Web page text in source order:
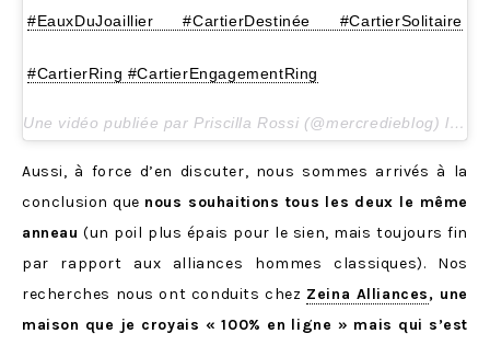
#EauxDuJoaillier #CartierDestinée #CartierSolitaire
#CartierRing #CartierEngagementRing
Une vidéo publiée par Priscilla Rossi (@mercredieblog) le
Aussi, à force d’en discuter, nous sommes arrivés à la
conclusion que nous souhaitions tous les deux le même
anneau (un poil plus épais pour le sien, mais toujours fin
par rapport aux alliances hommes classiques). Nos
recherches nous ont conduits chez Zeina Alliances, une
maison que je croyais « 100% en ligne » mais qui s’est